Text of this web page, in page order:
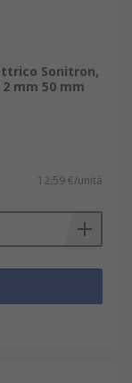
Sonitron,
2 mm 50 mm
12,59 €/unità